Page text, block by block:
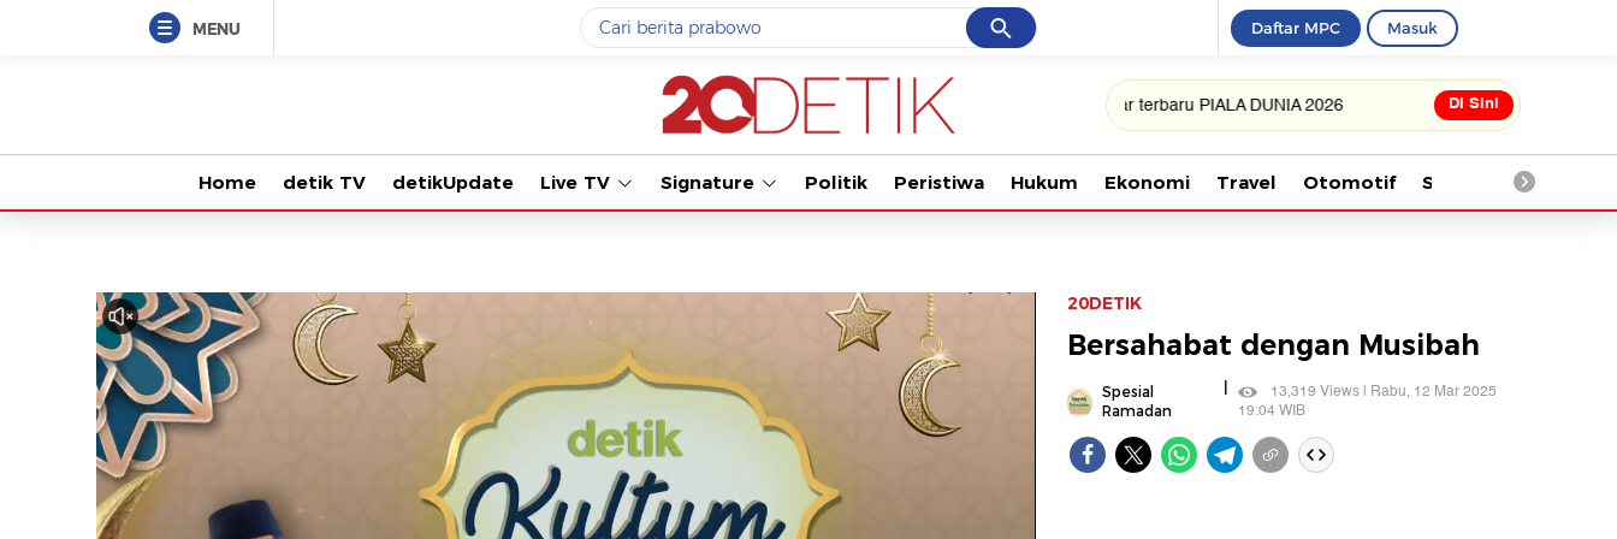
MENU Cancel
Yang sedang ramai dicari
gempa hari ini
#3prabowo
#5demo
Promoted
Terakhir yang dicari
Loading...
Daftar MPC Masuk
Tonton kabar terbaru PIALA DUNIA 2026 Di Sini
Home detik TV detikUpdate Live TV Signature Politik Peristiwa Hukum Ekonomi Travel Otomotif Saintek
20DETIK
Bersahabat dengan Musibah
Spesial
Ramadan
|
13,319 Views | Rabu, 12 Mar 2025
19:04 WIB